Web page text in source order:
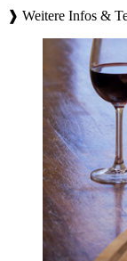
❱ Weitere Infos &